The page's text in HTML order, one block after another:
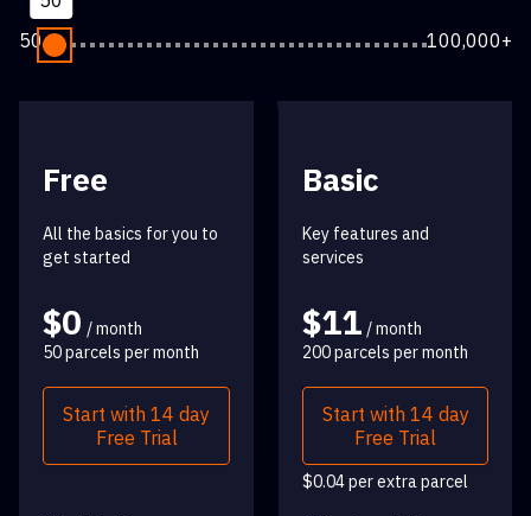
50
100,000+
Free
All the basics for you to
get started
$0 / month
50 parcels per month
Start with 14 day
Free Trial
Basic
Key features and
services
$11 / month
200 parcels per month
Start with 14 day
Free Trial
$0.04 per extra parcel